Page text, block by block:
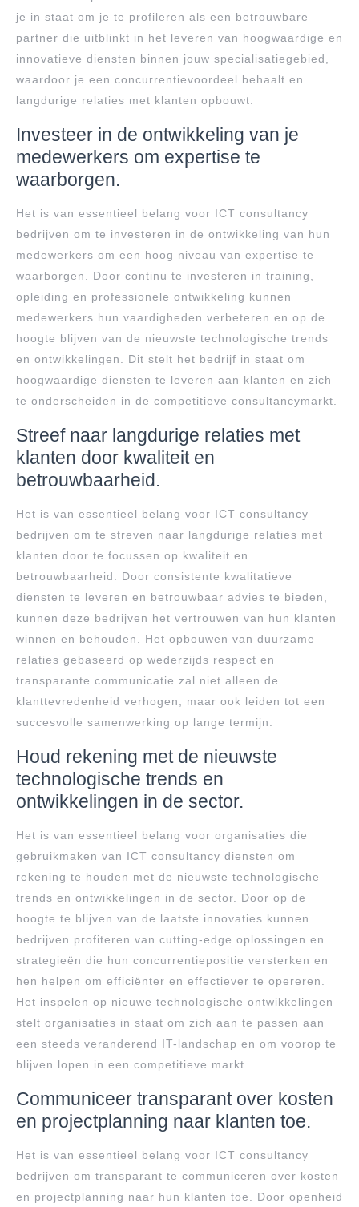
je in staat om je te profileren als een betrouwbare
partner die uitblinkt in het leveren van hoogwaardige en
innovatieve diensten binnen jouw specialisatiegebied,
waardoor je een concurrentievoordeel behaalt en
langdurige relaties met klanten opbouwt.
Investeer in de ontwikkeling van je
medewerkers om expertise te
waarborgen.
Het is van essentieel belang voor ICT consultancy
bedrijven om te investeren in de ontwikkeling van hun
medewerkers om een hoog niveau van expertise te
waarborgen. Door continu te investeren in training,
opleiding en professionele ontwikkeling kunnen
medewerkers hun vaardigheden verbeteren en op de
hoogte blijven van de nieuwste technologische trends
en ontwikkelingen. Dit stelt het bedrijf in staat om
hoogwaardige diensten te leveren aan klanten en zich
te onderscheiden in de competitieve consultancymarkt.
Streef naar langdurige relaties met
klanten door kwaliteit en
betrouwbaarheid.
Het is van essentieel belang voor ICT consultancy
bedrijven om te streven naar langdurige relaties met
klanten door te focussen op kwaliteit en
betrouwbaarheid. Door consistente kwalitatieve
diensten te leveren en betrouwbaar advies te bieden,
kunnen deze bedrijven het vertrouwen van hun klanten
winnen en behouden. Het opbouwen van duurzame
relaties gebaseerd op wederzijds respect en
transparante communicatie zal niet alleen de
klanttevredenheid verhogen, maar ook leiden tot een
succesvolle samenwerking op lange termijn.
Houd rekening met de nieuwste
technologische trends en
ontwikkelingen in de sector.
Het is van essentieel belang voor organisaties die
gebruikmaken van ICT consultancy diensten om
rekening te houden met de nieuwste technologische
trends en ontwikkelingen in de sector. Door op de
hoogte te blijven van de laatste innovaties kunnen
bedrijven profiteren van cutting-edge oplossingen en
strategieën die hun concurrentiepositie versterken en
hen helpen om efficiënter en effectiever te opereren.
Het inspelen op nieuwe technologische ontwikkelingen
stelt organisaties in staat om zich aan te passen aan
een steeds veranderend IT-landschap en om voorop te
blijven lopen in een competitieve markt.
Communiceer transparant over kosten
en projectplanning naar klanten toe.
Het is van essentieel belang voor ICT consultancy
bedrijven om transparant te communiceren over kosten
en projectplanning naar hun klanten toe. Door openheid